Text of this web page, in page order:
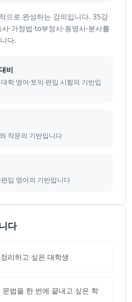
으로 완성하는 강의입니다. 35강
·가정법·to부정사·동명사·분사를
다.
비
학 영어·토익·편입 시험의 기반입
작문의 기반입니다
입 영어의 기반입니다
다
리하고 싶은 대학생
법을 한 번에 끝내고 싶은 학